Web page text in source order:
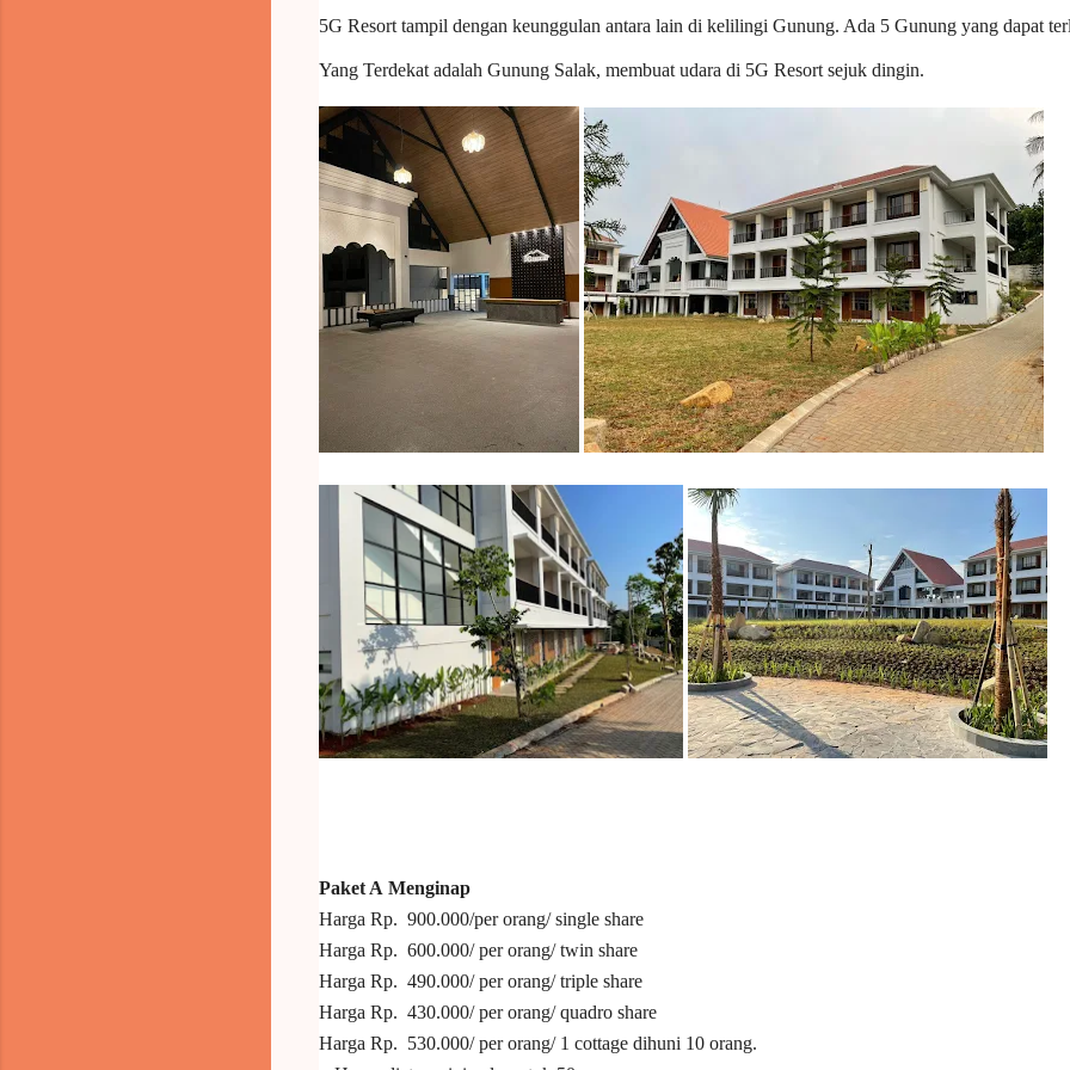
5G Resort tampil dengan keunggulan antara lain di kelilingi Gunung. Ada 5 Gunung yang dapat
Yang Terdekat adalah Gunung Salak, membuat udara di 5G Resort sejuk dingin.
Paket A Menginap
Harga Rp. 900.000/per orang/ single share
Harga Rp. 600.000/ per orang/ twin share
Harga Rp. 490.000/ per orang/ triple share
Harga Rp. 430.000/ per orang/ quadro share
Harga Rp. 530.000/ per orang/ 1 cottage dihuni 10 orang.